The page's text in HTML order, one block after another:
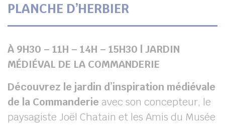
PLANCHE D’HERBIER
À 9H30 – 11H – 14H – 15H30 | JARDIN
MÉDIÉVAL DE LA COMMANDERIE
Découvrez le jardin d’inspiration médiévale
de la Commanderie avec son concepteur, le
paysagiste Joël Chatain et les Amis du Musée